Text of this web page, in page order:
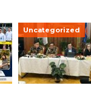
Uncategorized